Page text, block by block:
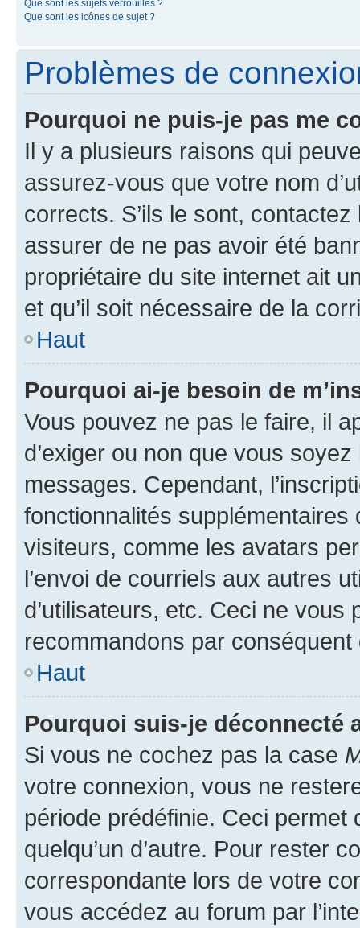
Que sont les sujets verrouillés ?
Que sont les icônes de sujet ?
Problèmes de
Pourquoi ne puis-je pas me
Il y a plusieurs raisons qui
assurez-vous que votre nom
corrects. S’ils le sont,
assurer de ne pas avoir été
propriétaire du site internet ait
et qu’il soit nécessaire de la
Haut
Pourquoi ai-je besoin de
Vous pouvez ne pas le faire, il
d’exiger ou non que vous
messages. Cependant,
fonctionnalités
visiteurs, comme les avatars
l’envoi de courriels aux autres
d’utilisateurs, etc. Ceci ne vous
recommandons par conséquent
Haut
Pourquoi suis-je déconnecté
Si vous ne cochez pas la case
votre connexion, vous ne
période prédéfinie. Ceci permet
quelqu’un d’autre. Pour rester
correspondante lors de votre
vous accédez au forum par